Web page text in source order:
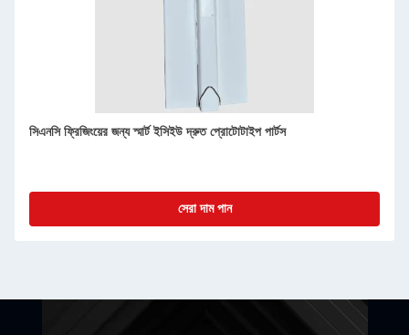
ইন্টেলিজেন্ট ECU প্রোটোটাইপ ম্যানুফ্যাকচারিং PEEK এর জন্য উন্নত সিএনসি
সেরা দাম পান